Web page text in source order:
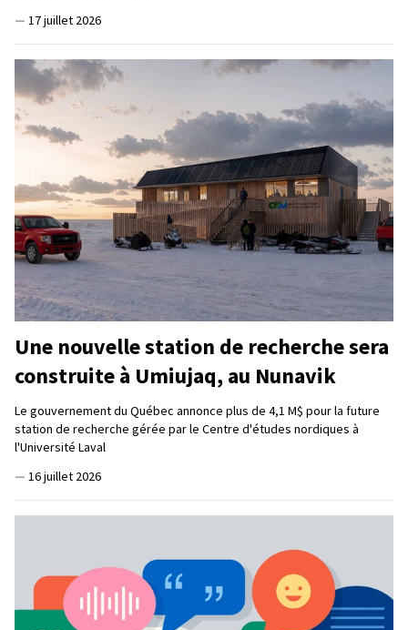
— 17 juillet 2026
Une nouvelle station de recherche sera
construite à Umiujaq, au Nunavik
Le gouvernement du Québec annonce plus de 4,1 M$ pour la future
station de recherche gérée par le Centre d'études nordiques à
l'Université Laval
— 16 juillet 2026